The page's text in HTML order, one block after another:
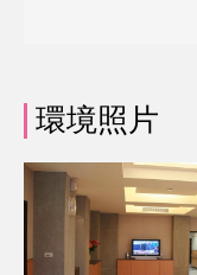
環境照片